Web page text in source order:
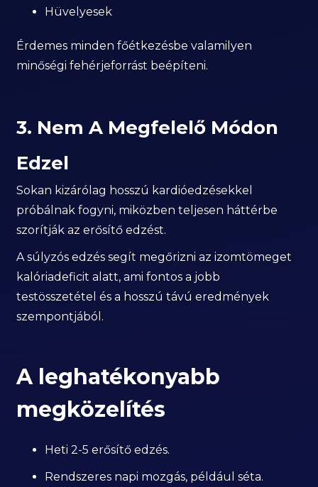
Hüvelyesek
Érdemes minden főétkezésbe valamilyen
minőségi fehérjeforrást beépíteni.
3. Nem A Megfelelő Módon
Edzel
Sokan kizárólag hosszú kardióedzésekkel
próbálnak fogyni, miközben teljesen háttérbe
szorítják az erősítő edzést.
A súlyzós edzés segít megőrizni az izomtömeget
kalóriadeficit alatt, ami fontos a jobb
testösszetétel és a hosszú távú eredmények
szempontjából.
A leghatékonyabb
megközelítés
Heti 2-5 erősítő edzés.
Rendszeres napi mozgás, például séta.